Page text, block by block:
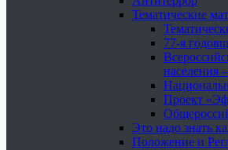
Тематические
77-я
населения
Проект
Это надо знать
Положение и